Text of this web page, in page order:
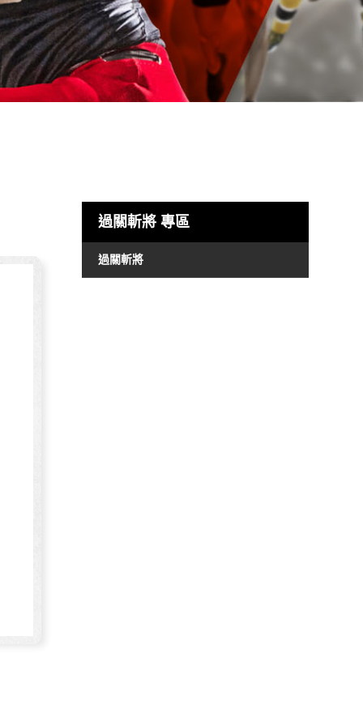
過關斬將 專區
過關斬將